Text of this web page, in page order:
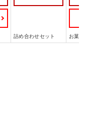
詰め合わせセット お菓子